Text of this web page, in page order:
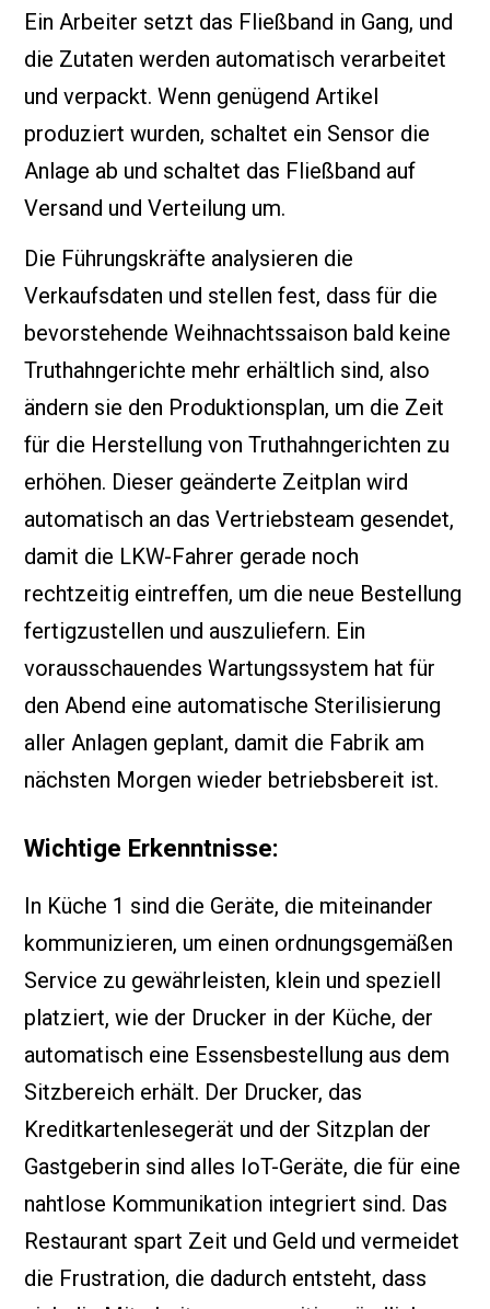
Ein Arbeiter setzt das Fließband in Gang, und
die Zutaten werden automatisch verarbeitet
und verpackt. Wenn genügend Artikel
produziert wurden, schaltet ein Sensor die
Anlage ab und schaltet das Fließband auf
Versand und Verteilung um.
Die Führungskräfte analysieren die
Verkaufsdaten und stellen fest, dass für die
bevorstehende Weihnachtssaison bald keine
Truthahngerichte mehr erhältlich sind, also
ändern sie den Produktionsplan, um die Zeit
für die Herstellung von Truthahngerichten zu
erhöhen. Dieser geänderte Zeitplan wird
automatisch an das Vertriebsteam gesendet,
damit die LKW-Fahrer gerade noch
rechtzeitig eintreffen, um die neue Bestellung
fertigzustellen und auszuliefern. Ein
vorausschauendes Wartungssystem hat für
den Abend eine automatische Sterilisierung
aller Anlagen geplant, damit die Fabrik am
nächsten Morgen wieder betriebsbereit ist.
Wichtige Erkenntnisse:
In Küche 1 sind die Geräte, die miteinander
kommunizieren, um einen ordnungsgemäßen
Service zu gewährleisten, klein und speziell
platziert, wie der Drucker in der Küche, der
automatisch eine Essensbestellung aus dem
Sitzbereich erhält. Der Drucker, das
Kreditkartenlesegerät und der Sitzplan der
Gastgeberin sind alles IoT-Geräte, die für eine
nahtlose Kommunikation integriert sind. Das
Restaurant spart Zeit und Geld und vermeidet
die Frustration, die dadurch entsteht, dass